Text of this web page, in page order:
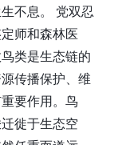
不息。 党双忍
师和森林医
类是生态链的
传播保护、维
要作用。鸟
徙于生态空